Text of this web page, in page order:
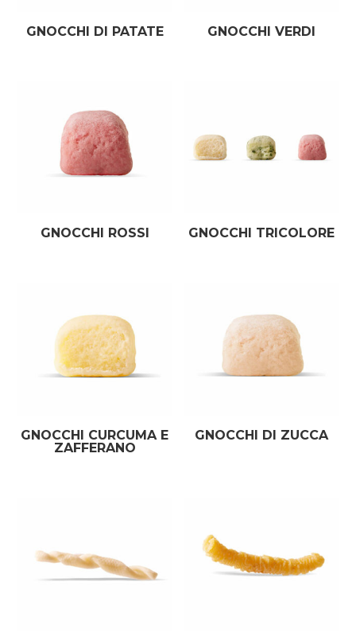
GNOCCHI DI PATATE GNOCCHI VERDI
GNOCCHI ROSSI GNOCCHI TRICOLORE
GNOCCHI CURCUMA E
ZAFFERANO
GNOCCHI DI ZUCCA